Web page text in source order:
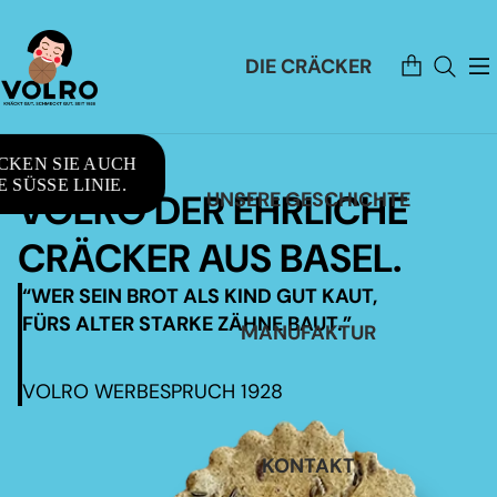
DIE CRÄCKER
UNSERE GESCHICHTE
MANUFAKTUR
KONTAKT
Artikel
im
Warenkorb
SIE AUCH
SÜSSE LINIE.
VOLRO DER EHRLICHE
CRÄCKER AUS BASEL.
“WER SEIN BROT ALS KIND GUT KAUT,
FÜRS ALTER STARKE ZÄHNE BAUT.”
VOLRO WERBESPRUCH 1928